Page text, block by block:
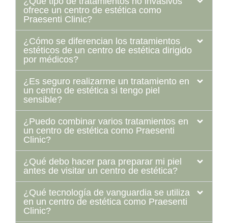
ofrece un centro de estética como
Praesenti Clinic?
¿Cómo se diferencian los tratamientos
estéticos de un centro de estética dirigido
por médicos?
¿Es seguro realizarme un tratamiento en
un centro de estética si tengo piel
sensible?
¿Puedo combinar varios tratamientos en
un centro de estética como Praesenti
Clinic?
¿Qué debo hacer para preparar mi piel
antes de visitar un centro de estética?
¿Qué tecnología de vanguardia se utiliza
en un centro de estética como Praesenti
Clinic?